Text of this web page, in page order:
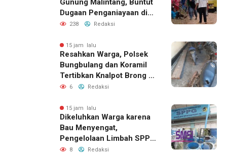
Gunung Malintang, Buntut
Dugaan Penganiayaan di
Dusun Balakka Padang
238 Redaksi
15 jam lalu
Resahkan Warga, Polsek
Bungbulang dan Koramil
Tertibkan Knalpot Brong di
Jalan Raya
6 Redaksi
15 jam lalu
Dikeluhkan Warga karena
Bau Menyengat,
Pengelolaan Limbah SPPG
Bandung Wonosegoro 2 di
8 Redaksi